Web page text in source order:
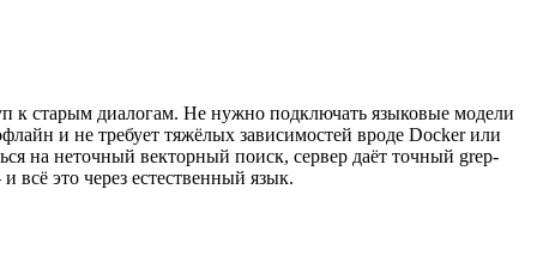
к старым диалогам. Не нужно подключать языковые модели
и не требует тяжёлых зависимостей вроде Docker или
на неточный векторный поиск, сервер даёт точный grep-
это через естественный язык.